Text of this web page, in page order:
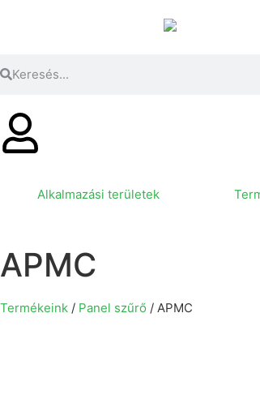
Alkalmazási területek
APMC
Termékeink / Panel szűrő / APMC